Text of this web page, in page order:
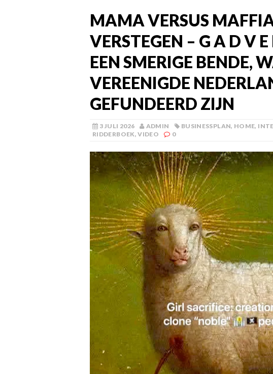
MAMA VERSUS
VERSTEGEN – G A D V
EEN SMERIGE BENDE,
VEREENIGDE
GEFUNDEERD ZIJN
3 JULI 2026 ADMIN BUSINESSPLAN, HOME,
RIDDERBOEK,VIDEO 0